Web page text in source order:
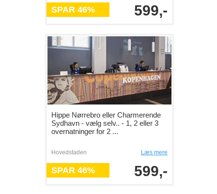
SPAR 46% 599,-
Hippe Nørrebro eller Charmerende
Sydhavn - vælg selv.. - 1, 2 eller 3
overnatninger for 2 ...
Hovedstaden Læs mere
SPAR 46% 599,-